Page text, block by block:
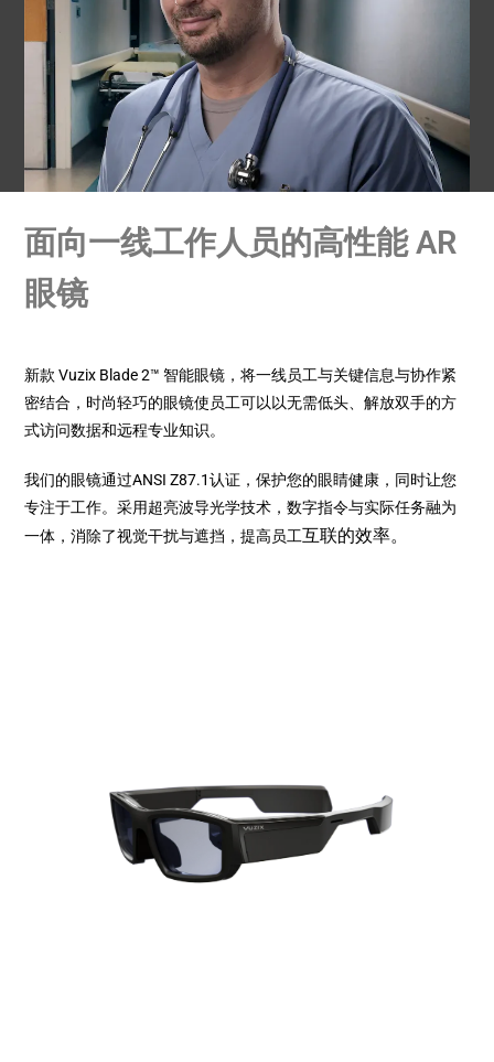
面向一线工作人员的高性能 AR
眼镜
新款 Vuzix Blade 2™ 智能眼镜，将一线员工与关键信息与协作紧
密结合，时尚轻巧的眼镜使员工可以以无需低头、解放双手的方
式访问数据和远程专业知识。
我们的眼镜通过ANSI Z87.1认证，保护您的眼睛健康，同时让您
专注于工作。采用超亮波导光学技术，数字指令与实际任务融为
一体，消除了视觉干扰与遮挡，提高员工互联的效率。